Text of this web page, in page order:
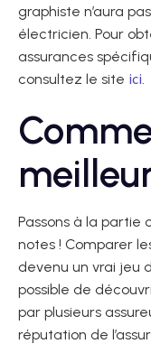
graphiste n’aura
électricien. Pour
assurances
consultez le site ici.
Passons à la partie
notes ! Comparer
devenu un vrai jeu
possible de
par plusieurs
réputation de